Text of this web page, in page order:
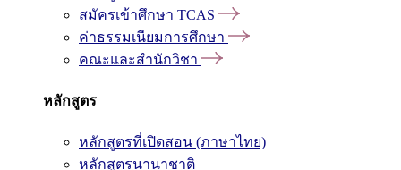
สมัครเข้าศึกษา TCAS
ค่าธรรมเนียมการศึกษา
คณะและสำนักวิชา
หลักสูตร
หลักสูตรที่เปิดสอน (ภาษาไทย)
หลักสูตรนานาชาติ